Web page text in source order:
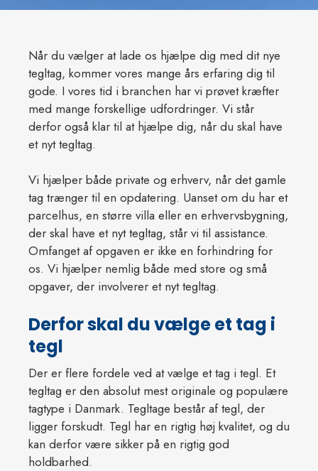
Når du vælger at lade os hjælpe dig med dit nye
tegltag, kommer vores mange års erfaring dig til
gode. I vores tid i branchen har vi prøvet kræfter
med mange forskellige udfordringer. Vi står
derfor også klar til at hjælpe dig, når du skal have
et nyt tegltag.
Vi hjælper både private og erhverv, når det gamle
tag trænger til en opdatering. Uanset om du har et
parcelhus, en større villa eller en erhvervsbygning,
der skal have et nyt tegltag, står vi til assistance.
Omfanget af opgaven er ikke en forhindring for
os. Vi hjælper nemlig både med store og små
opgaver, der involverer et nyt tegltag.​
Derfor skal du vælge et tag i
tegl
Der er flere fordele ved at vælge et tag i tegl. Et
tegltag er den absolut mest originale og populære
tagtype i Danmark. Tegltage består af tegl, der
ligger forskudt. Tegl har en rigtig høj kvalitet, og du
kan derfor være sikker på en rigtig god
holdbarhed.